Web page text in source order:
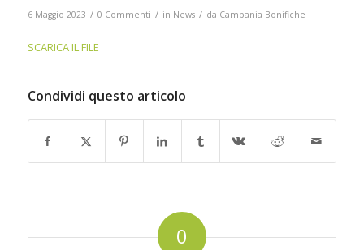
6 Maggio 2023 / 0 Commenti / in News / da Campania Bonifiche
SCARICA IL FILE
Condividi questo articolo
0